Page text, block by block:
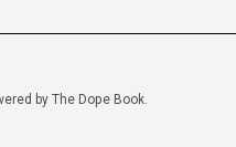
by The Dope Book.